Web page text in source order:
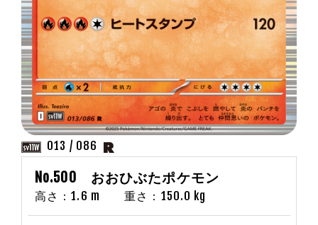
013 / 086
No.500 おおひぶたポケモン
高さ：1.6 m 重さ：150.0 kg